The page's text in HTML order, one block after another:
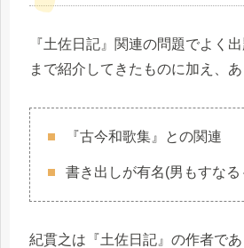
『土佐日記』関連の問題でよく
まで紹介してきたものに加え、あ
『古今和歌集』との関連
書き出しが有名(男もすなる
紀貫之は『土佐日記』の作者で